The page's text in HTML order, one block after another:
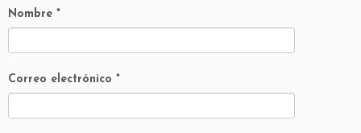
Nombre *
Correo electrónico *